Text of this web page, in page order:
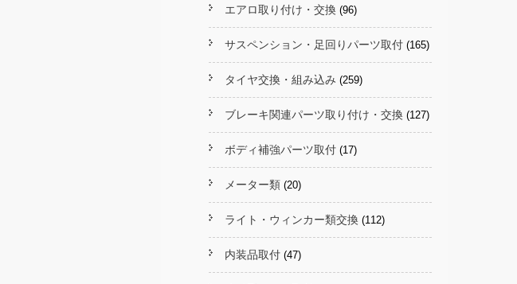
エアロ取り付け・交換 (96)
サスペンション・足回りパーツ取付 (165)
タイヤ交換・組み込み (259)
ブレーキ関連パーツ取り付け・交換 (127)
ボディ補強パーツ取付 (17)
メーター類 (20)
ライト・ウィンカー類交換 (112)
内装品取付 (47)